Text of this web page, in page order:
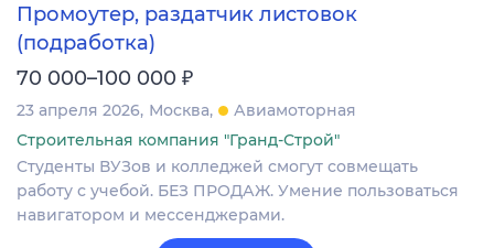
Промоутер, раздатчик листовок
(подработка)
70 000–100 000 ₽
23 апреля 2026 Москва
Авиамоторная
Строительная компания "Гранд-Строй"
Студенты ВУЗов и колледжей смогут совмещать
работу с учебой. БЕЗ ПРОДАЖ. Умение пользоваться
навигатором и мессенджерами.